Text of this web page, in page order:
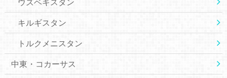
キルギスタン
トルクメニスタン
中東・コカーサス